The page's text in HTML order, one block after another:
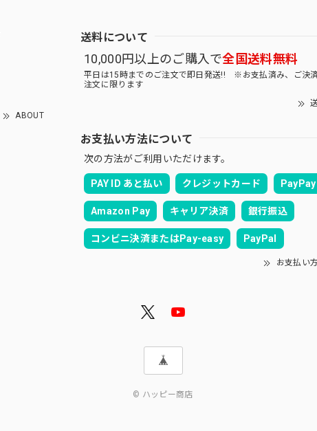
ABOUT
送料について
10,000円以上のご購入で全国送料無料
平日は15時までのご注文で即日発送!! ※お支払済み、ご決
注文に限ります
お支払い方法について
次の方法がご利用いただけます。
PAY ID あと払い クレジットカード PayPay
Amazon Pay キャリア決済 銀行振込
コンビニ決済またはPay-easy PayPal
お支払い
© ハッピー商店